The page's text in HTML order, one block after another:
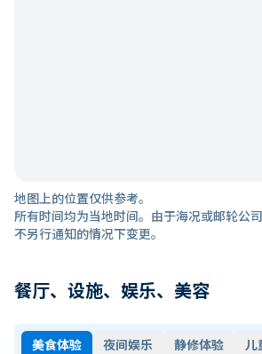
地图上的位置仅供参考。
所有时间均为当地时间。由于海况或邮轮公
不另行通知的情况下变更。
餐厅、设施、娱乐、美容
美食体验 夜间娱乐 静修体验 儿